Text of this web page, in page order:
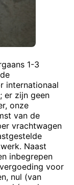
1-3
internationaal
er zijn geen
onze
van de
vrachtwagen
Naast
inbegrepen
voor
nul (van